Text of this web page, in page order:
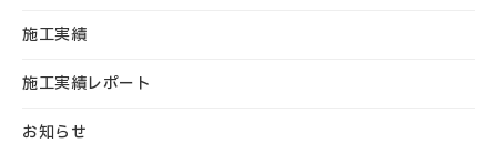
施工実績
施工実績レポート
お知らせ